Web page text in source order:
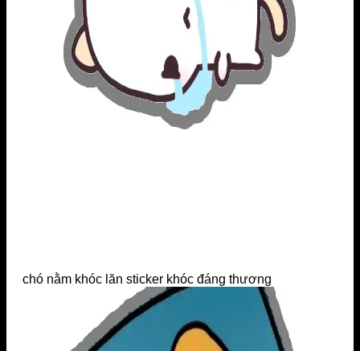
chó nằm khóc lăn sticker khóc đáng thương